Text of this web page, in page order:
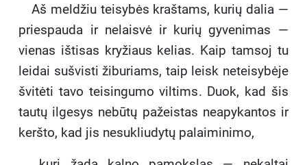
Aš meldžiu teisybės kraštams, kurių dalia —
priespauda ir nelaisvė ir kurių gyvenimas —
vienas ištisas kryžiaus kelias. Kaip tamsoj tu
leidai sušvisti žiburiams, taip leisk neteisybėje
švitėti tavo teisingumo viltims. Duok, kad šis
tautų ilgesys nebūtų pažeistas neapykantos ir
keršto, kad jis nesukliudytų palaiminimo,